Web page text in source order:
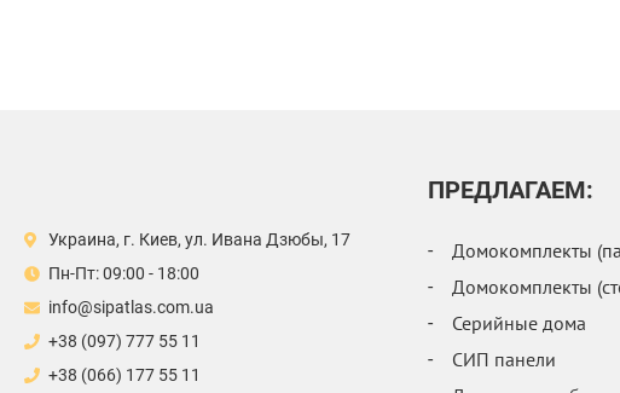
Украина, г. Киев, ул. Ивана Дзюбы, 17
Пн-Пт: 09:00 - 18:00
info@sipatlas.com.ua
+38 (097) 777 55 11
+38 (066) 177 55 11
ПРЕДЛАГАЕМ:
Домокомплекты
Домокомплекты
Серийные дома
СИП панели